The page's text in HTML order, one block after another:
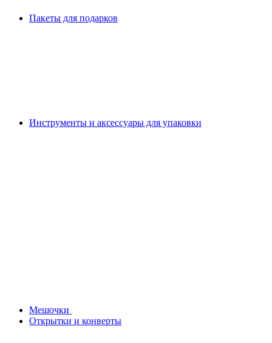
Пакеты для подарков
Инструменты и аксессуары для упаковки
Мешочки
Открытки и конверты